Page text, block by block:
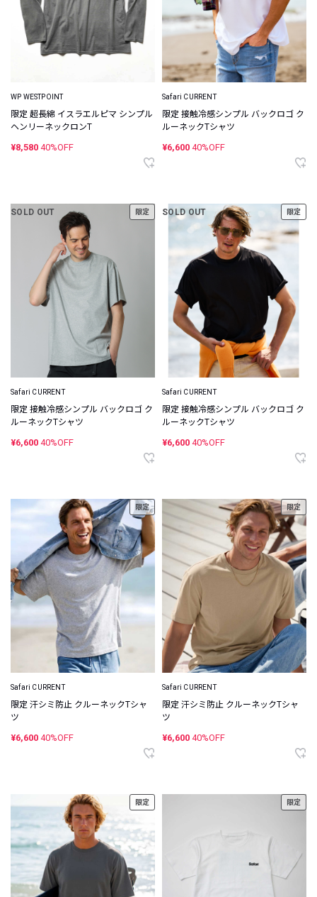
WP WESTPOINT
限定 超長綿 イスラエルピマ シンプル
ヘンリーネックロンT
¥8,580 40%OFF
Safari CURRENT
限定 接触冷感シンプル バックロゴ ク
ルーネックTシャツ
¥6,600 40%OFF
SOLD OUT 限定
Safari CURRENT
限定 接触冷感シンプル バックロゴ ク
ルーネックTシャツ
¥6,600 40%OFF
SOLD OUT 限定
Safari CURRENT
限定 接触冷感シンプル バックロゴ ク
ルーネックTシャツ
¥6,600 40%OFF
限定
Safari CURRENT
限定 汗シミ防止 クルーネックTシャ
ツ
¥6,600 40%OFF
限定
Safari CURRENT
限定 汗シミ防止 クルーネックTシャ
ツ
¥6,600 40%OFF
限定 限定